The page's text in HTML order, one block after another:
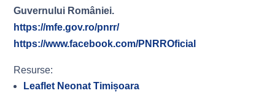
Guvernului României.
https://mfe.gov.ro/pnrr/
https://www.facebook.com/PNRROficial
Resurse:
Leaflet Neonat Timișoara